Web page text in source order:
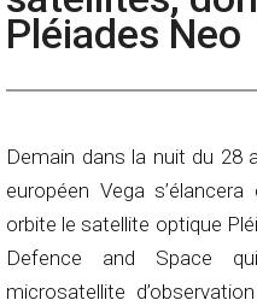
Pléiades Neo
Demain dans la nuit du 28
européen Vega
orbite le satellite optique
Defence and Space
microsatellite